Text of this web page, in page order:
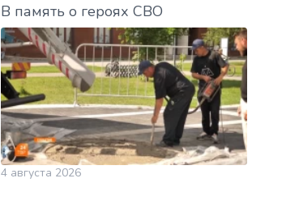
В память о героях СВО
4 августа 2026